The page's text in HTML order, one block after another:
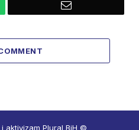
Email
aktivizam Plural BiH ©